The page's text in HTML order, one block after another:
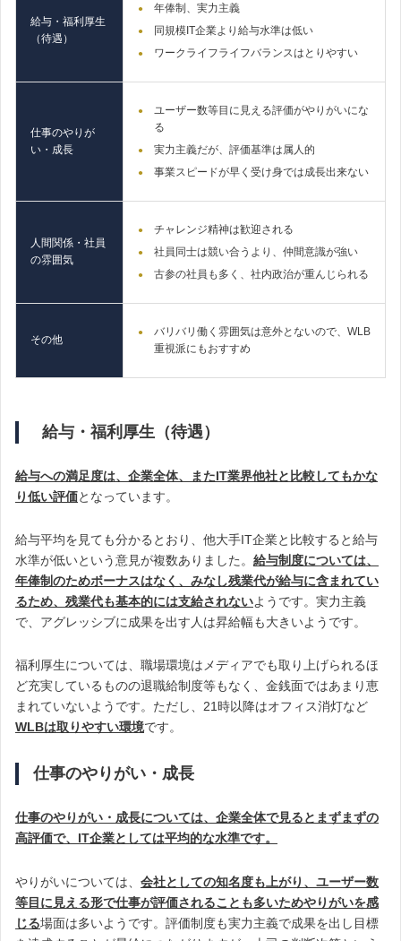
給与・福利厚生
（待遇）
年俸制、実力主義
同規模IT企業より給与水準は低い
ワークライフライフバランスはとりやすい
仕事のやりが
い・成長
ユーザー数等目に見える評価がやりがいにな
る
実力主義だが、評価基準は属人的
事業スピードが早く受け身では成長出来ない
人間関係・社員
の雰囲気
チャレンジ精神は歓迎される
社員同士は競い合うより、仲間意識が強い
古参の社員も多く、社内政治が重んじられる
その他
バリバリ働く雰囲気は意外とないので、WLB
重視派にもおすすめ
給与・福利厚生（待遇）
給与への満足度は、企業全体、またIT業界他社と比較してもかな
り低い評価となっています。
給与平均を見ても分かるとおり、他大手IT企業と比較すると給与
水準が低いという意見が複数ありました。 給与制度については、
年俸制のためボーナスはなく、みなし残業代が給与に含まれてい
るため、残業代も基本的には支給されないようです。実力主義
で、アグレッシブに成果を出す人は昇給幅も大きいようです。
福利厚生については、職場環境はメディアでも取り上げられるほ
ど充実しているものの退職給制度等もなく、金銭面ではあまり恵
まれていないようです。ただし、21時以降はオフィス消灯など
WLBは取りやすい環境です。
仕事のやりがい・成長
仕事のやりがい・成長については、企業全体で見るとまずまずの
高評価で、IT企業としては平均的な水準です。
やりがいについては、 会社としての知名度も上がり、ユーザー数
等目に見える形で仕事が評価されることも多いためやりがいを感
じる場面は多いようです。評価制度も実力主義で成果を出し目標